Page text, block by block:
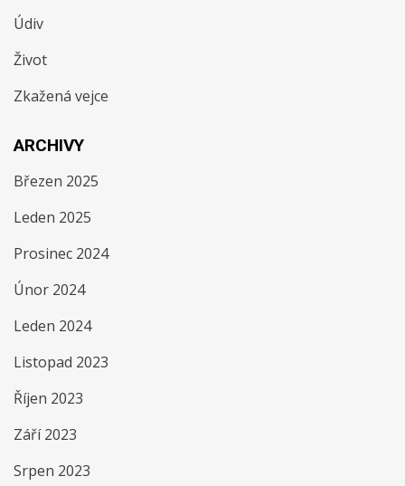
Údiv
Život
Zkažená vejce
ARCHIVY
Březen 2025
Leden 2025
Prosinec 2024
Únor 2024
Leden 2024
Listopad 2023
Říjen 2023
Září 2023
Srpen 2023